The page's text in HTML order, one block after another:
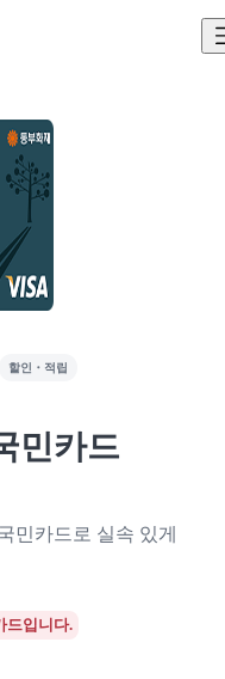
할인・적립
민카드
민카드로 실속 있게
드입니다.